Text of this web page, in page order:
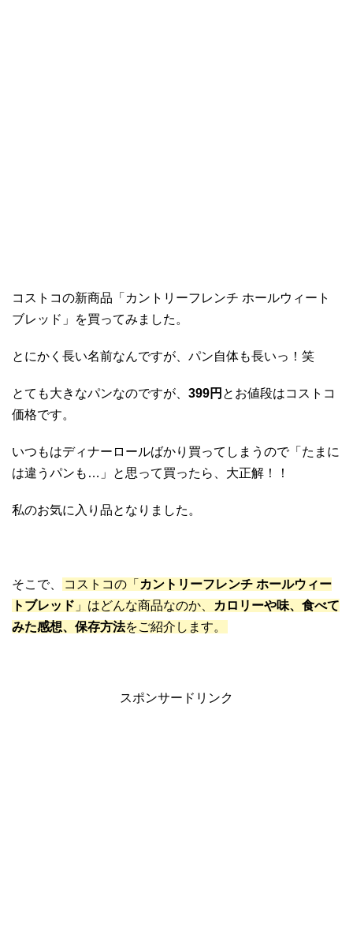
コストコの新商品「カントリーフレンチ ホールウィート
ブレッド」を買ってみました。
とにかく長い名前なんですが、パン自体も長いっ！笑
とても大きなパンなのですが、 399円 とお値段はコストコ
価格です。
いつもはディナーロールばかり買ってしまうので「たまに
は違うパンも…」と思って買ったら、大正解！！
私のお気に入り品となりました。
そこで、 コストコの「 カントリーフレンチ ホールウィー
トブレッド 」はどんな商品なのか、
カロリーや味、食べて
みた感想、保存方法をご紹介します。
スポンサードリンク